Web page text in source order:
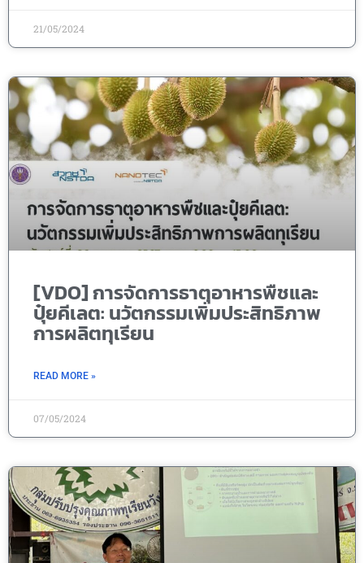
21/05/2024
[VDO] การจัดการธาตุอาหารพืชและ
ปุ๋ยคีเลต: นวัตกรรมเพิ่มประสิทธิภาพ
การผลิตทุเรียน
READ MORE »
07/05/2024